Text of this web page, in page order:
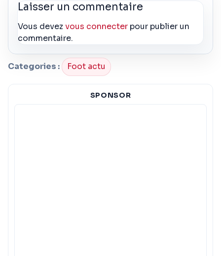
Laisser un commentaire
Vous devezvous connecter pour publier un
commentaire.
Categories : Foot actu
SPONSOR